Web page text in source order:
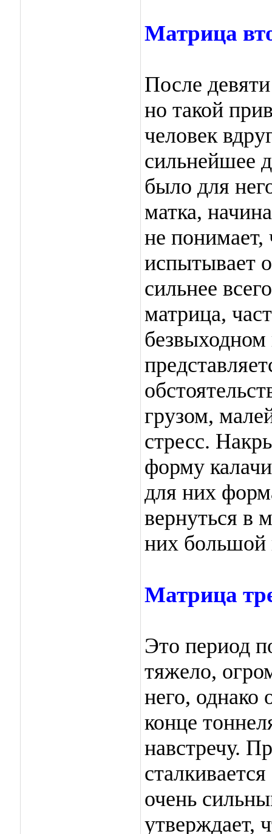
Матрица
После
но такой
человек
сильнейшее
было для
матка,
не понимает,
испытывает
сильнее
матрица,
грузом,
стресс.
форму
для них
вернуться в
них большой
Матрица
Это период
тяжело,
него, однако
конце
навстречу.
очень
утверждает,